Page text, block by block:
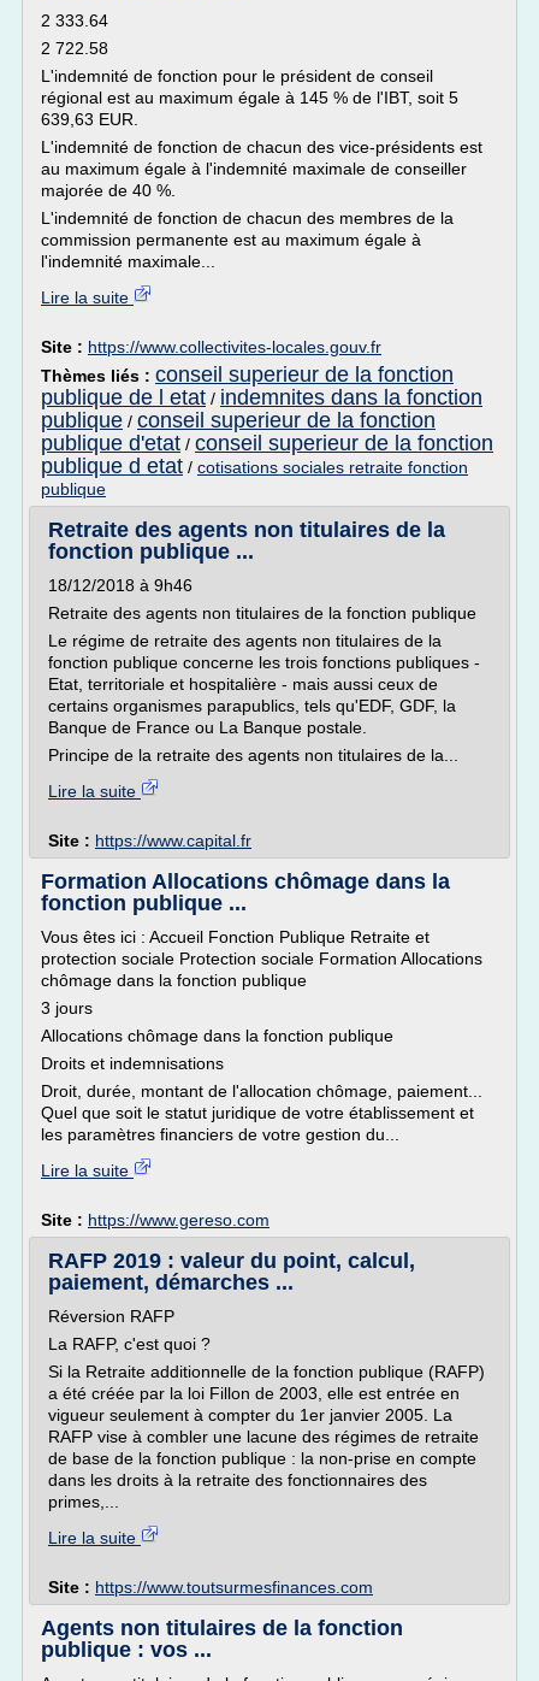
2 333.64
2 722.58
L'indemnité de fonction pour le président de conseil
régional est au maximum égale à 145 % de l'IBT, soit 5
639,63 EUR.
L'indemnité de fonction de chacun des vice-présidents est
au maximum égale à l'indemnité maximale de conseiller
majorée de 40 %.
L'indemnité de fonction de chacun des membres de la
commission permanente est au maximum égale à
l'indemnité maximale...
Lire la suite
Site : https://www.collectivites-locales.gouv.fr
Thèmes liés : conseil superieur de la fonction
publique de l etat / indemnites dans la fonction
publique / conseil superieur de la fonction
publique d'etat / conseil superieur de la fonction
publique d etat / cotisations sociales retraite fonction
publique
Retraite des agents non titulaires de la
fonction publique ...
18/12/2018 à 9h46
Retraite des agents non titulaires de la fonction publique
Le régime de retraite des agents non titulaires de la
fonction publique concerne les trois fonctions publiques -
Etat, territoriale et hospitalière - mais aussi ceux de
certains organismes parapublics, tels qu'EDF, GDF, la
Banque de France ou La Banque postale.
Principe de la retraite des agents non titulaires de la...
Lire la suite
Site : https://www.capital.fr
Formation Allocations chômage dans la
fonction publique ...
Vous êtes ici : Accueil Fonction Publique Retraite et
protection sociale Protection sociale Formation Allocations
chômage dans la fonction publique
3 jours
Allocations chômage dans la fonction publique
Droits et indemnisations
Droit, durée, montant de l'allocation chômage, paiement...
Quel que soit le statut juridique de votre établissement et
les paramètres financiers de votre gestion du...
Lire la suite
Site : https://www.gereso.com
RAFP 2019 : valeur du point, calcul,
paiement, démarches ...
Réversion RAFP
La RAFP, c'est quoi ?
Si la Retraite additionnelle de la fonction publique (RAFP)
a été créée par la loi Fillon de 2003, elle est entrée en
vigueur seulement à compter du 1er janvier 2005. La
RAFP vise à combler une lacune des régimes de retraite
de base de la fonction publique : la non-prise en compte
dans les droits à la retraite des fonctionnaires des
primes,...
Lire la suite
Site : https://www.toutsurmesfinances.com
Agents non titulaires de la fonction
publique : vos ...